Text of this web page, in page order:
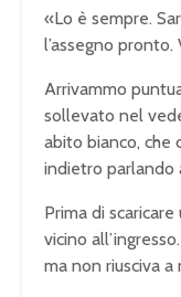
«Lo è sempre.
l’assegno
Arrivammo
sollevato nel
abito bianco, che
indietro parlando
Prima di
vicino
ma non riusciva